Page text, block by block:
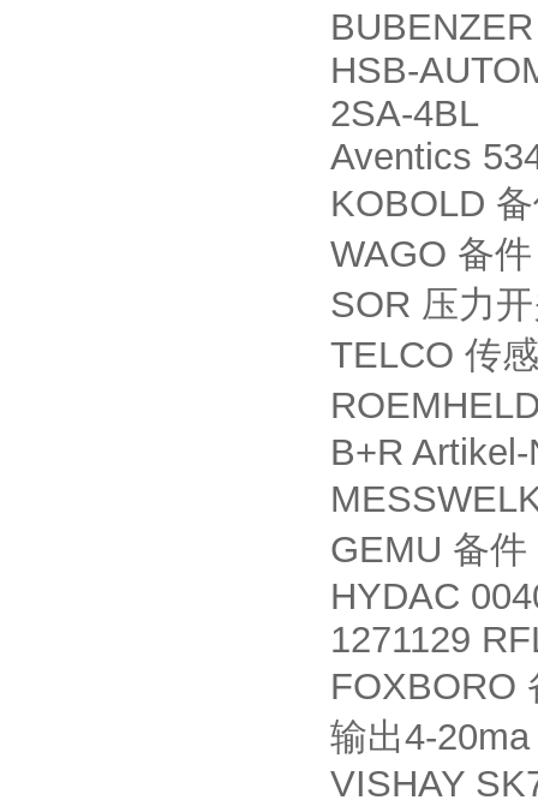
HSB-
2SA-4BL
Aventics
KOBOLD
WAGO 备件
SOR 压力
TELCO 传
B+R
GEMU 备件
HYDAC
1271129
FOXBORO
输出4-20ma
VISHAY